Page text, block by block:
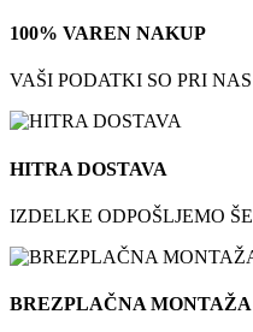
100% VAREN NAKUP
VAŠI PODATKI SO PRI
HITRA DOSTAVA
IZDELKE ODPOŠLJEMO
BREZPLAČNA MONTAŽA